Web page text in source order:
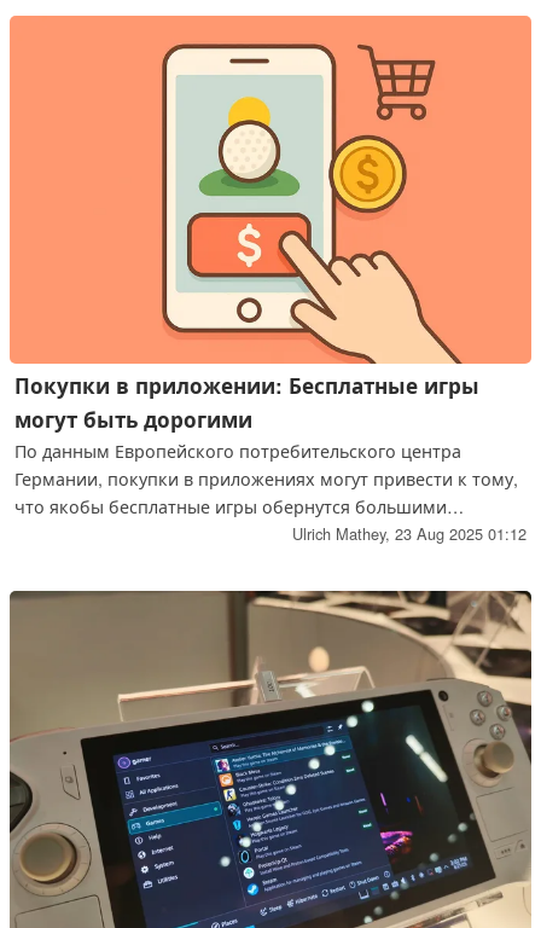
дня в сентябре этого года.
Покупки в приложении: Бесплатные игры
могут быть дорогими
По данным Европейского потребительского центра
Германии, покупки в приложениях могут привести к тому,
что якобы бесплатные игры обернутся большими
счетами; родителям следует пересмотреть механизмы
преддверии Gamescom 2025.
Ulrich Mathey, 23 Aug 2025 01:12